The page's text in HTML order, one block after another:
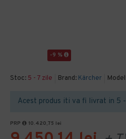
-9 %
Stoc: 5 - 7 zile Brand: Kärcher
Acest produs iti va fi livrat in 5
PRP 10.420,75 lei